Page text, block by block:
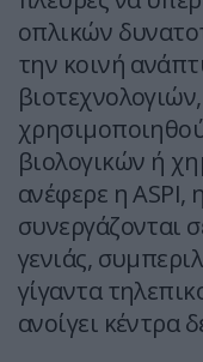
οπλικών
την κοινή
βιολογικών ή
ανέφερε η ASPI,
συνεργάζονται
γενιάς,
γίγαντα
ανοίγει κέντρα